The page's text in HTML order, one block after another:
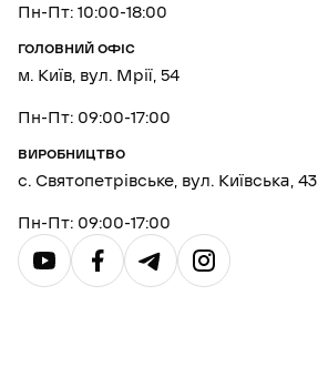
Пн-Пт: 10:00-18:00
ГОЛОВНИЙ ОФІС
м. Київ, вул. Мрії, 54
Пн-Пт: 09:00-17:00
ВИРОБНИЦТВО
с. Святопетрівське, вул. Київська, 43
Пн-Пт: 09:00-17:00